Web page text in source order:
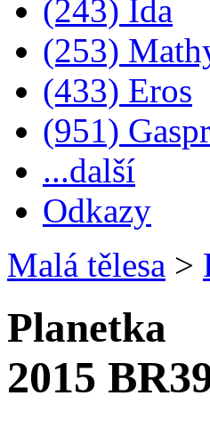
(243) Ida
(253)
(433) Eros
(951)
...další
Odkazy
Malá tělesa >
Planetka
2015